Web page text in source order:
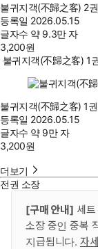
불귀지객(不歸之客) 2권
등록일 2026.05.15
글자수 약 9.3만 자
3,200원
불귀지객(不歸之客) 1
불귀지객(不歸之客) 1권
등록일 2026.05.15
글자수 약 9만 자
3,200원
더보기
전권 소장
[구매 안내] 세
소장 중인 중복
지급됩니다. 자